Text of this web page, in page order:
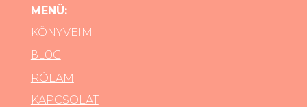
MENÜ:
KÖNYVEIM
BLOG
RÓLAM
KAPCSOLAT